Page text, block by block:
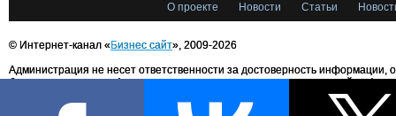
О проекте Новости Статьи
© Интернет-канал «Бизнес сайт», 2009-2026
Администрация не несет ответственности за достоверность информации,
блоггерами портала. Администрация не предоставляет справочной
Все права на любые материалы, опубликованные на сайте, защищены в